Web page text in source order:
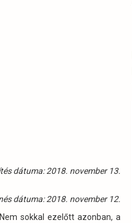
dátuma: 2018. november 13.
dátuma: 2018. november 12.
sokkal ezelőtt azonban, a